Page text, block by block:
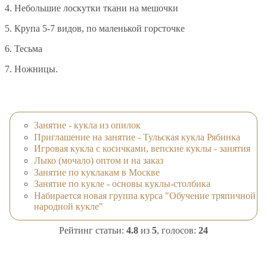
4. Небольшие лоскутки ткани на мешочки
5. Крупа 5-7 видов, по маленькой горсточке
6. Тесьма
7. Ножницы.
Занятие - кукла из опилок
Приглашение на занятие - Тульская кукла Рябинка
Игровая кукла с косичками, вепские куклы - занятия
Лыко (мочало) оптом и на заказ
Занятие по куклакам в Москве
Занятие по кукле - основы куклы-столбика
Набирается новая группа курса "Обучение тряпичной
народной кукле"
Рейтинг статьи: 4.8 из 5, голосов: 24